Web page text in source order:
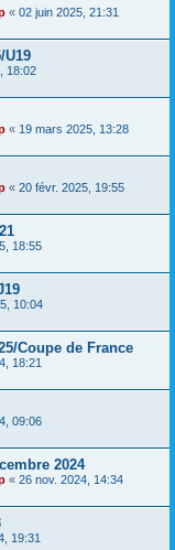
« 02 juin 2025, 21:31
U19
18:02
« 19 mars 2025, 13:28
« 20 févr. 2025, 19:55
18:55
10:04
Coupe de France
18:21
09:06
2024
« 26 nov. 2024, 14:34
19:31